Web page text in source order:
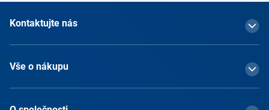
Kontaktujte nás
Vše o nákupu